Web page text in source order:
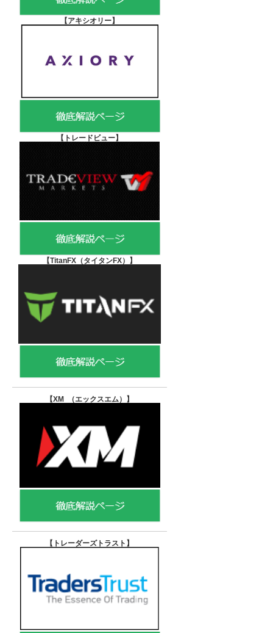
【アキシオリー】
【 トレードビュー】
【TitanFX（タイタンFX） 】
【XM （エックスエム） 】
【トレーダーズトラスト 】